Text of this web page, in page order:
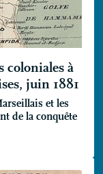
coloniales à
juin 1881
et les
de la conquête